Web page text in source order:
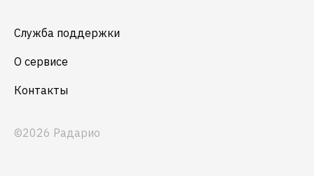
Служба поддержки
О сервисе
Контакты
©2026 Радарио